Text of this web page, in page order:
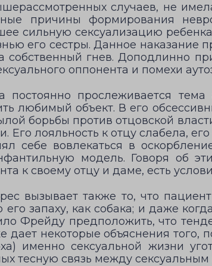
случаев, не
причины формирования
сильную сексуализацию
его сестры. Данное наказание
собственный гнев. Доподлинно
оппонента и помехи
постоянно прослеживается
любимый объект. В его
борьбы против отцовской
лояльность к отцу слабела,
себе вовлекаться в
модель. Говоря об
к своему отцу и даме, есть
вызывает также то, что
запаху, как собака; и даже
Фрейду предположить, что
дает некоторые объяснения
именно сексуальной жизни
тесную связь между